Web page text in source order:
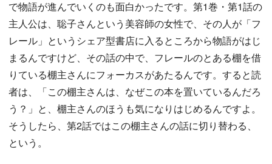
で物語が進んでいくのも面白かったです。第1巻・第1話の
主人公は、聡子さんという美容師の女性で、その人が「フ
レール」というシェア型書店に入るところから物語がはじ
まるんですけど、その話の中で、フレールのとある棚を借
りている棚主さんにフォーカスがあたるんです。すると読
者は、「この棚主さんは、なぜこの本を置いているんだろ
う？」と、棚主さんのほうも気になりはじめるんですよ。
そうしたら、第2話ではこの棚主さんの話に切り替わる、
という。